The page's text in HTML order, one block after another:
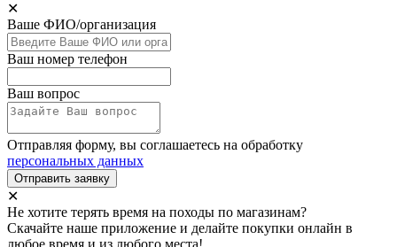
✕
Ваше ФИО/организация
Ваш номер телефон
Ваш вопрос
Отправляя форму, вы соглашаетесь на обработку
персональных данных
Отправить заявку
✕
Не хотите терять время на походы по магазинам?
Скачайте наше приложение и делайте покупки онлайн в
любое время и из любого места!